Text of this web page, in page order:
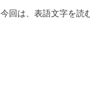
今回は、表語文字を読